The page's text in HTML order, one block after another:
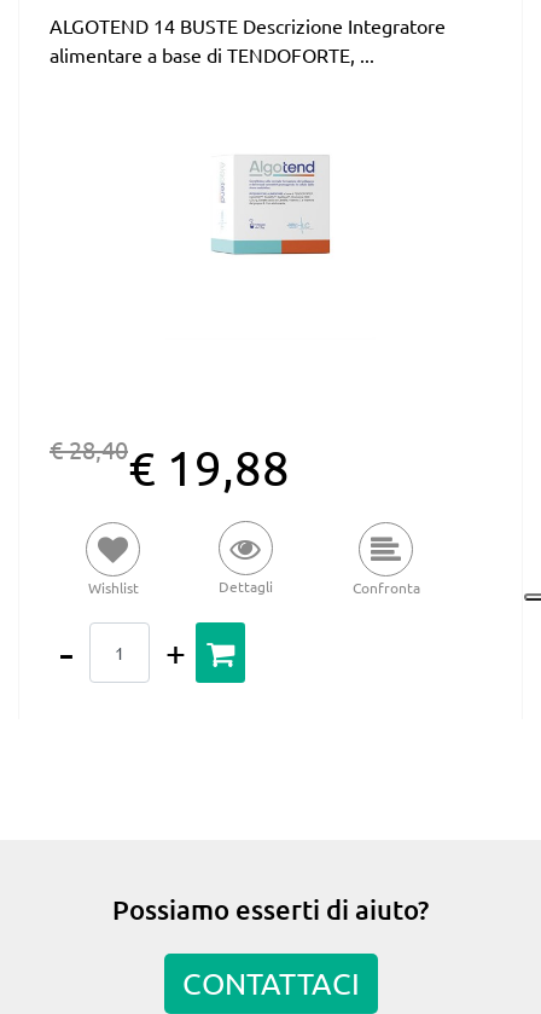
ALGOTEND 14 BUSTE Descrizione Integratore
alimentare a base di TENDOFORTE, ...
€ 28,40€ 19,88
Wishlist Dettagli Confronta
Possiamo esserti di aiuto?
CONTATTACI